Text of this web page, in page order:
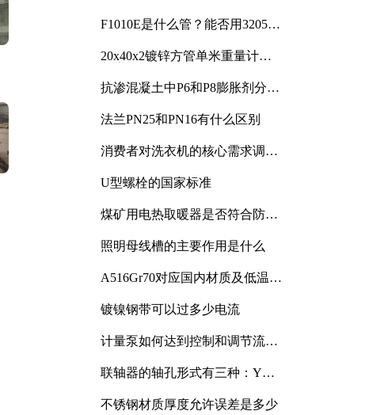
F1010E是什么管？能否用3205或
20x40x2镀锌方管单米重量计算
抗渗混凝土中P6和P8膨胀剂分别
法兰PN25和PN16有什么区别
消费者对洗衣机的核心需求调研
U型螺栓的国家标准
煤矿用电热取暖器是否符合防爆
照明母线槽的主要作用是什么
A516Gr70对应国内材质及低温冲
镀镍钢带可以过多少电流
计量泵如何达到控制和调节流量
联轴器的轴孔形式有三种：Y
不锈钢材质厚度允许误差是多少